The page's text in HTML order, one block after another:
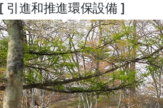
[ 引進和推進環保設備 ]